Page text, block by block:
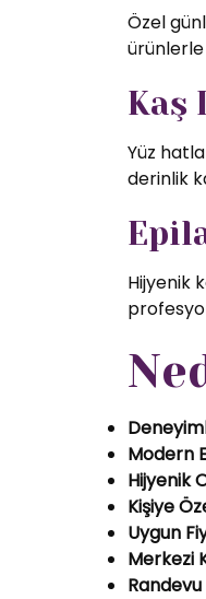
Özel
Kaş
Yüz
derinlik
Hijyenik
Modern
Hijyenik
Kişiye
Uygun
Merkezi
Randevu